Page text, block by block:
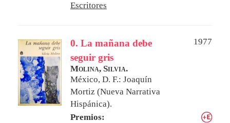
Escritores
0. La mañana debe
seguir gris
1977
Molina, Silvia.
México, D. F.: Joaquín
Mortiz (Nueva Narrativa
Hispánica).
Premios: